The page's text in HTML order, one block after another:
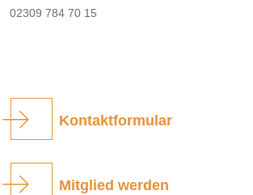
02309 784 70 15
Kontaktformular
Mitglied werden